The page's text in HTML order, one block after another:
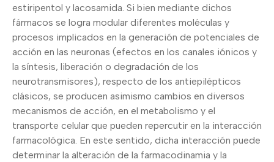
estiripentol y lacosamida. Si bien mediante dichos
fármacos se logra modular diferentes moléculas y
procesos implicados en la generación de potenciales de
acción en las neuronas (efectos en los canales iónicos y
la síntesis, liberación o degradación de los
neurotransmisores), respecto de los antiepilépticos
clásicos, se producen asimismo cambios en diversos
mecanismos de acción, en el metabolismo y el
transporte celular que pueden repercutir en la interacción
farmacológica. En este sentido, dicha interacción puede
determinar la alteración de la farmacodinamia y la